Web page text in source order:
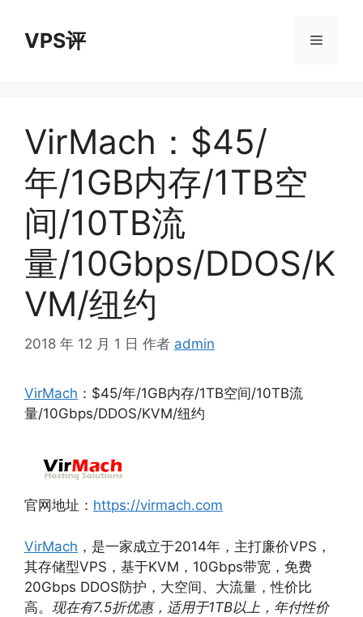
VPS评 菜
VirMach：$45/
年/1GB内存/1TB空
间/10TB流
量/10Gbps/DDOS/K
VM/纽约
2018 年 12 月 1 日 作者 admin
VirMach ：$45/年/1GB内存/1TB空间/10TB流
量/10Gbps/DDOS/KVM/纽约
官网地址： https://virmach.com
VirMach ，是一家成立于2014年，主打廉价VPS，
其存储型VPS，基于KVM，10Gbps带宽，免费
20Gbps DDOS防护，大空间、大流量，性价比
高。 现在有7.5折优惠，适用于1TB以上，年付性价